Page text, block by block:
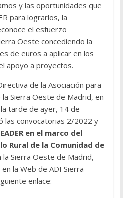
y las oportunidades que
para lograrlos, la
el esfuerzo
Oeste concediendo la
de euros a aplicar en los
apoyo a proyectos.
de la Asociación para
Sierra Oeste de Madrid, en
tarde de ayer, 14 de
las convocatorias 2/2022 y
en el marco del
Rural de la Comunidad de
la Sierra Oeste de Madrid,
la Web de ADI Sierra
enlace: